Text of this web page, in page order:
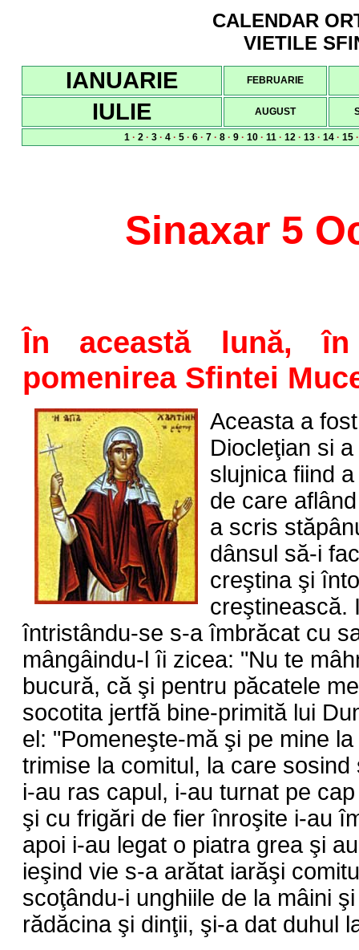
CALENDAR
VIETILE
IANUARIE FEBRUARIE
IULIE AUGUST
1 · 2 · 3 · 4 · 5 · 6 · 7 · 8 · 9 · 10 · 11 · 12 · 13 · 14 · 15
Sinaxar 5
În această lună,
pomenirea Sfintei
Aceasta a
Diocleţian si
slujnica fiind
de care
a scris
dânsul să-i
creştina şi
creştinească.
întristându-se s-a îmbrăcat cu
mângâindu-l îi zicea: "Nu te
bucură, că şi pentru păcatele
socotita jertfă bine-primită lui
el: "Pomeneşte-mă şi pe mine
trimise la comitul, la care
i-au ras capul, i-au turnat pe
şi cu frigări de fier înroşite i-au
apoi i-au legat o piatra grea şi
ieşind vie s-a arătat iarăşi
scoţându-i unghiile de la mâini
rădăcina şi dinţii, şi-a dat duhul